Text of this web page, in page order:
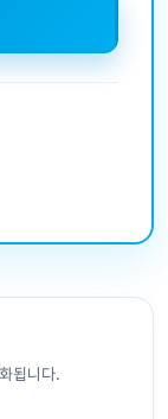
됩니다.